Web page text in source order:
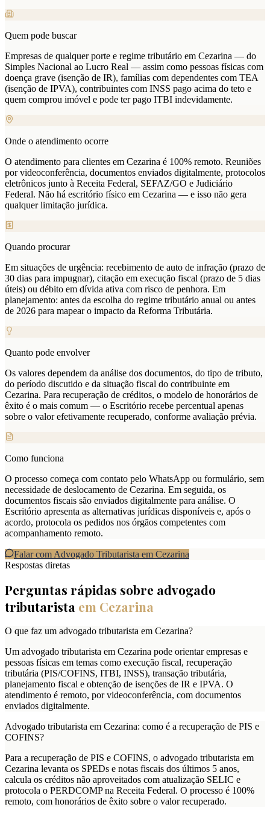
Quem pode buscar
Empresas de qualquer porte e regime tributário em Cezarina — do
Simples Nacional ao Lucro Real — assim como pessoas físicas com
doença grave (isenção de IR), famílias com dependentes com TEA
(isenção de IPVA), contribuintes com INSS pago acima do teto e
quem comprou imóvel e pode ter pago ITBI indevidamente.
Onde o atendimento ocorre
O atendimento para clientes em Cezarina é 100% remoto. Reuniões
por videoconferência, documentos enviados digitalmente, protocolos
eletrônicos junto à Receita Federal, SEFAZ/GO e Judiciário
Federal. Não há escritório físico em Cezarina — e isso não gera
qualquer limitação jurídica.
Quando procurar
Em situações de urgência: recebimento de auto de infração (prazo de
30 dias para impugnar), citação em execução fiscal (prazo de 5 dias
úteis) ou débito em dívida ativa com risco de penhora. Em
planejamento: antes da escolha do regime tributário anual ou antes
de 2026 para mapear o impacto da Reforma Tributária.
Quanto pode envolver
Os valores dependem da análise dos documentos, do tipo de tributo,
do período discutido e da situação fiscal do contribuinte em
Cezarina. Para recuperação de créditos, o modelo de honorários de
êxito é o mais comum — o Escritório recebe percentual apenas
sobre o valor efetivamente recuperado, conforme avaliação prévia.
Como funciona
O processo começa com contato pelo WhatsApp ou formulário, sem
necessidade de deslocamento de Cezarina. Em seguida, os
documentos fiscais são enviados digitalmente para análise. O
Escritório apresenta as alternativas jurídicas disponíveis e, após o
acordo, protocola os pedidos nos órgãos competentes com
acompanhamento remoto.
Falar com Advogado Tributarista em Cezarina
Respostas diretas
Perguntas rápidas sobre advogado
tributarista em Cezarina
O que faz um advogado tributarista em Cezarina?
Um advogado tributarista em Cezarina pode orientar empresas e
pessoas físicas em temas como execução fiscal, recuperação
tributária (PIS/COFINS, ITBI, INSS), transação tributária,
planejamento fiscal e obtenção de isenções de IR e IPVA. O
atendimento é remoto, por videoconferência, com documentos
enviados digitalmente.
Advogado tributarista em Cezarina: como é a recuperação de PIS e
COFINS?
Para a recuperação de PIS e COFINS, o advogado tributarista em
Cezarina levanta os SPEDs e notas fiscais dos últimos 5 anos,
calcula os créditos não aproveitados com atualização SELIC e
protocola o PERDCOMP na Receita Federal. O processo é 100%
remoto, com honorários de êxito sobre o valor recuperado.